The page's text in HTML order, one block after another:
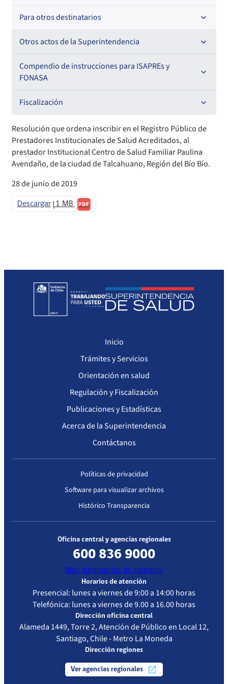
Resoluciones
Oficios Circulares
Circulares
Circulares internas
Resoluciones
Para otros destinatarios
Circulares
Otros actos de la Superintendencia
Antecedentes preparatorios de normas que afecten a
EMT Ley N° 20.416
Comisión Evaluadora de Licitaciones Públicas
Convenios de colaboración
Declaración de patrimonio e intereses de autoridades
Estructura Orgánica
Otras Resoluciones
Sanciones aplicadas
Compendio de instrucciones para ISAPREs y
FONASA
Compendio Beneficios
Compendio de Archivos Maestros
Compendio Información
Compendio Procedimientos
Fiscalización
Informes de fiscalización
Sanciones aplicadas
Sanciones Agentes de Ventas
Resolución que ordena inscribir en el Registro Público de
Prestadores Institucionales de Salud Acreditados, al
prestador Institucional Centro de Salud Familiar Paulina
Avendaño, de la ciudad de Talcahuano, Región del Bío Bío.
28 de junio de 2019
Descargar 1 MB PDF
Inicio
Trámites y Servicios
Orientación en salud
Regulación y Fiscalización
Publicaciones y Estadísticas
Acerca de la Superintendencia
Contáctanos
Políticas de privacidad
Software para visualizar archivos
Histórico Transparencia
Oficina central y agencias regionales
600 836 9000
Más información de contacto
Horarios de atención
Presencial: lunes a viernes de 9:00 a 14:00 horas
Telefónica: lunes a viernes de 9.00 a 16.00 horas
Dirección oficina central
Alameda 1449, Torre 2, Atención de Público en Local 12,
Santiago, Chile - Metro La Moneda
Dirección regiones
Ver agencias regionales